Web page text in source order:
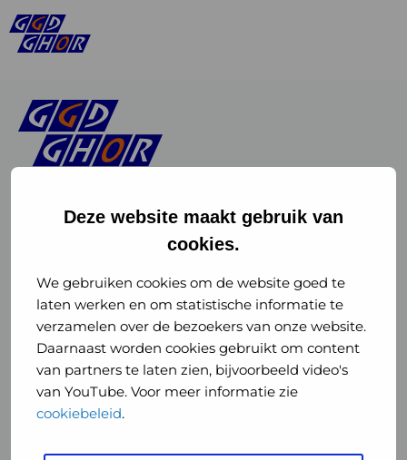
Deze website maakt gebruik van
cookies.
We gebruiken cookies om de website goed te
laten werken en om statistische informatie te
verzamelen over de bezoekers van onze website.
Daarnaast worden cookies gebruikt om content
van partners te laten zien, bijvoorbeeld video's
van YouTube. Voor meer informatie zie
cookiebeleid.
of
GGD
GHOR
Nederland
Instagram
of
GGD
GHOR
Nederland
GGD Reizen op social media
GGD Reizen